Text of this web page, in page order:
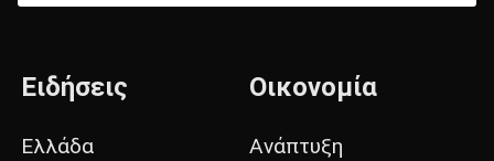
Ειδήσεις
Ελλάδα
Οικονομία
Ανάπτυξη